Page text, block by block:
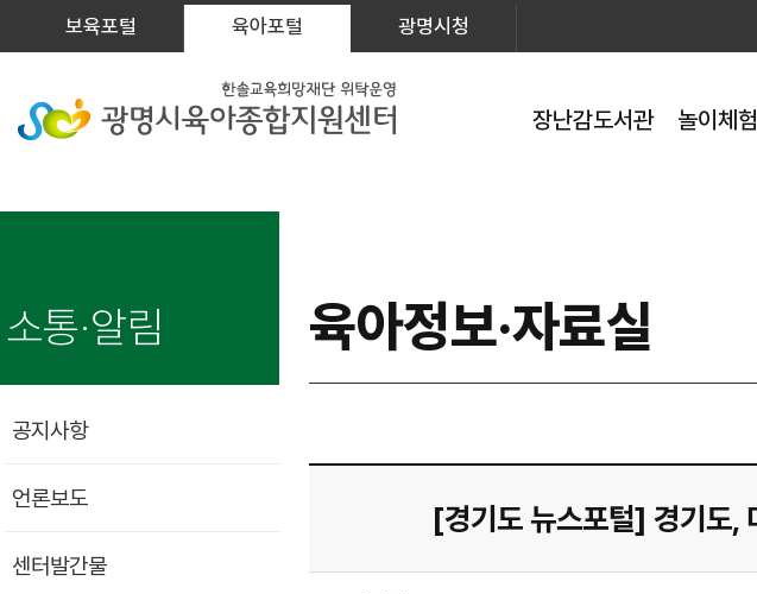
보육포털 육아포털 광명시청
장난감도서관 놀이체
소통·알림
공지사항
언론보도
센터발간물
육아정보·자료실
[경기도 뉴스포털] 경기도,